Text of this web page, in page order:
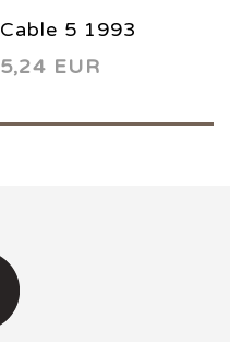
Cable 5 1993
5,24 EUR